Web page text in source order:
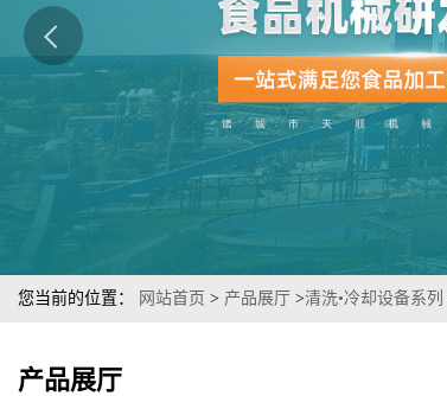
您当前的位置： 网站首页 > 产品展厅 >清洗•冷却设备系列
产品展厅